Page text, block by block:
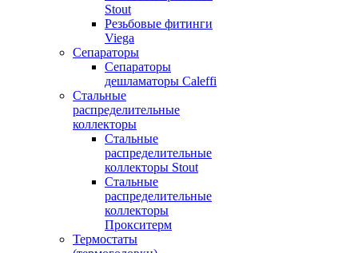
Stout
Резьбовые фитинги
Viega
Сепараторы
Сепараторы
дешламаторы Caleffi
Стальные
распределительные
коллекторы
Стальные
распределительные
коллекторы Stout
Стальные
распределительные
коллекторы
Прокситерм
Термостаты